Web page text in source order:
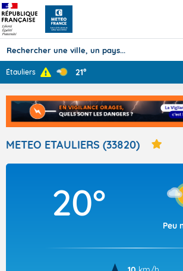
Prévisions
TOUS LES RÉSULTATS
Articles
Étauliers 21°
METEO ETAULIERS (33820)
20°
Peu